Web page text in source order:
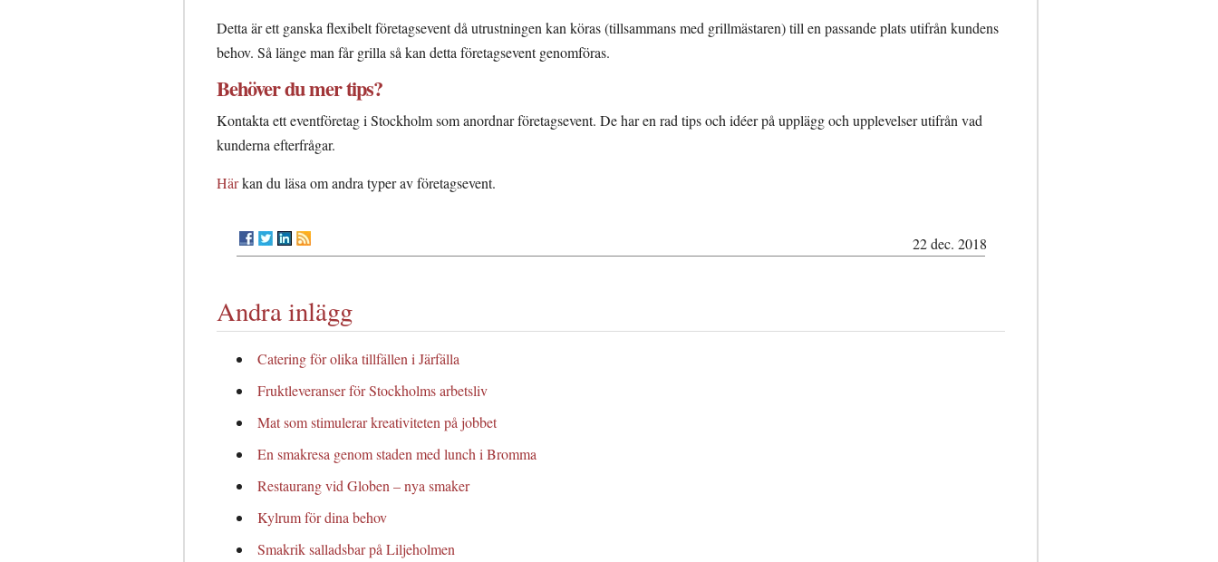
Detta är ett ganska flexibelt företagsevent då utrustningen kan köras (tillsammans med grillmästaren) till en passande plats utifrån kundens
behov. Så länge man får grilla så kan detta företagsevent genomföras.
Behöver du mer tips?
Kontakta ett eventföretag i Stockholm som anordnar företagsevent. De har en rad tips och idéer på upplägg och upplevelser utifrån vad
kunderna efterfrågar.
Härkan du läsa om andra typer av företagsevent.
22 dec. 2018
Andra inlägg
Catering för olika tillfällen i Järfälla
Fruktleveranser för Stockholms arbetsliv
Mat som stimulerar kreativiteten på jobbet
En smakresa genom staden med lunch i Bromma
Restaurang vid Globen – nya smaker
Kylrum för dina behov
Smakrik salladsbar på Liljeholmen